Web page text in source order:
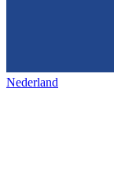
Nederland